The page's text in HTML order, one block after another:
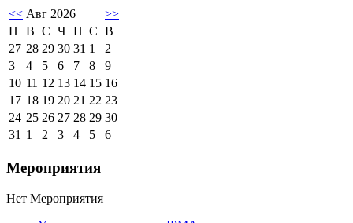
<< Авг 2026
>>
П
В С Ч П С В
27 28 29 30 31 1
2
3
4 5 6 7 8
9
10 11 12 13 14 15 16
17 18 19 20 21 22 23
24 25 26 27 28 29 30
31 1 2 3 4 5 6
Мероприятия
Нет Мероприятия